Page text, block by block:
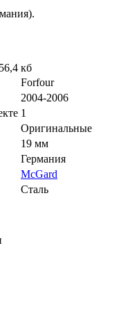
кб
Forfour
2004-2006
1
Оригинальные
19 мм
Германия
McGard
Сталь